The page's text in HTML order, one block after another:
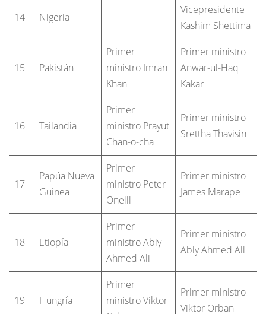
14 Nigeria
Vicepresidente
Kashim Shettima
15 Pakistán
Primer
ministro Imran
Khan
Primer ministro
Anwar-ul-Haq
Kakar
16 Tailandia
Primer
ministro Prayut
Chan-o-cha
Primer ministro
Srettha Thavisin
17
Papúa Nueva
Guinea
Primer
ministro Peter
Oneill
Primer ministro
James Marape
18 Etiopía
Primer
ministro Abiy
Ahmed Ali
Primer ministro
Abiy Ahmed Ali
19 Hungría
Primer
ministro Viktor
Primer ministro
Viktor Orban